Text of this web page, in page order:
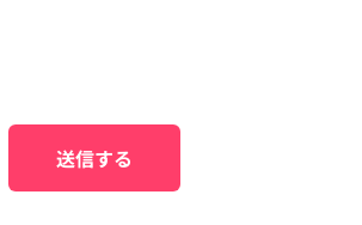
送信する